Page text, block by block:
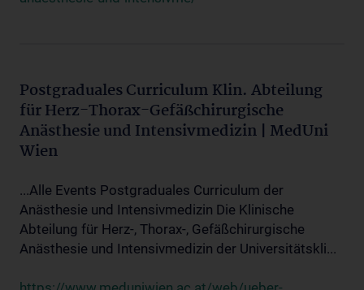
Postgraduales Curriculum Klin. Abteilung
für Herz-Thorax-Gefäßchirurgische
Anästhesie und Intensivmedizin | MedUni
Wien
...Alle Events Postgraduales Curriculum der
Anästhesie und Intensivmedizin Die Klinische
Abteilung für Herz-, Thorax-, Gefäßchirurgische
Anästhesie und Intensivmedizin der Universitätskli...